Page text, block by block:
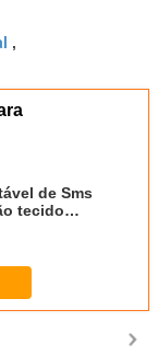
,
de Sms
tecido